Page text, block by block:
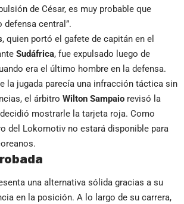
de César, es muy probable que
defensa central”.
, quien portó el gafete de capitán en el
Sudáfrica, fue expulsado luego de
era el último hombre en la defensa.
la jugada parecía una infracción táctica sin
el árbitro Wilton Sampaio revisó la
mostrarle la tarjeta roja. Como
del Lokomotiv no estará disponible para
una alternativa sólida gracias a su
en la posición. A lo largo de su carrera,